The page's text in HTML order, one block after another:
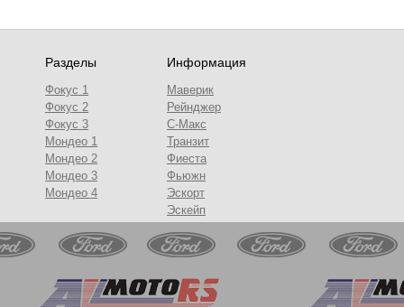
Разделы
Фокус 1
Фокус 2
Фокус 3
Мондео 1
Мондео 2
Мондео 3
Мондео 4
Информация
Маверик
Рейнджер
С-Макс
Транзит
Фиеста
Фьюжн
Эскорт
Эскейп